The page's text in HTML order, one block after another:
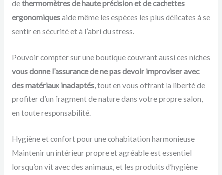
dethermomètres de haute précision et de cachettes
ergonomiquesaide même les espèces les plus délicates à se
sentir en sécurité et à l’abri du stress.
Pouvoir compter sur une boutique couvrant aussi ces niches
vous donne l’assurance de ne pas devoir improviser avec
des matériaux inadaptés,tout en vous offrant la liberté de
profiter d’un fragment de nature dans votre propre salon,
en toute responsabilité.
Hygiène et confort pour une cohabitation harmonieuse
Maintenir un intérieur propre et agréable est essentiel
lorsqu’on vit avec des animaux, et les produits d’hygiène